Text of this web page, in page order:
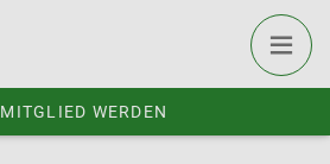
MITGLIED WERDEN